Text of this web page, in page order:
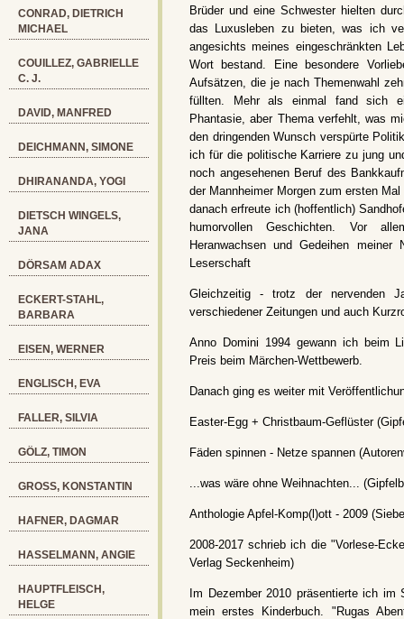
CONRAD, DIETRICH
MICHAEL
COUILLEZ, GABRIELLE
C. J.
DAVID, MANFRED
DEICHMANN, SIMONE
DHIRANANDA, YOGI
DIETSCH WINGELS,
JANA
DÖRSAM ADAX
ECKERT-STAHL,
BARBARA
EISEN, WERNER
ENGLISCH, EVA
FALLER, SILVIA
GÖLZ, TIMON
GROSS, KONSTANTIN
HAFNER, DAGMAR
HASSELMANN, ANGIE
HAUPTFLEISCH,
HELGE
Brüder und eine Schwester hielten
das Luxusleben zu bieten, was ich
angesichts meines eingeschränkten
Wort bestand. Eine besondere
Aufsätzen, die je nach Themenwahl
füllten. Mehr als einmal fand sich
Phantasie, aber Thema verfehlt, was
den dringenden Wunsch verspürte
ich für die politische Karriere zu jung
noch angesehenen Beruf des
der Mannheimer Morgen zum ersten
danach erfreute ich (hoffentlich)
humorvollen Geschichten. Vor
Heranwachsen und Gedeihen
Leserschaft
Gleichzeitig - trotz der nervenden
verschiedener Zeitungen und auch
Anno Domini 1994 gewann ich beim
Preis beim Märchen-Wettbewerb.
Danach ging es weiter mit
Easter-Egg + Christbaum-Geflüster
Fäden spinnen - Netze spannen
...was wäre ohne Weihnachten...
Anthologie Apfel-Komp(l)ott - 2009
2008-2017 schrieb ich die "Vorlese-
Verlag Seckenheim)
Im Dezember 2010 präsentierte ich im
mein erstes Kinderbuch. "Rugas